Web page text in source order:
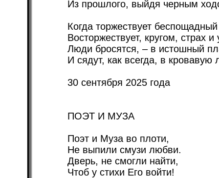
Из прошлого, выйдя черным
Когда торжествует
Восторжествует, кругом, страх и
Люди бросятся, – в истошный
И сядут, как всегда, в кровавую
30 сентября 2025 года
ПОЭТ И МУЗА
Поэт и Муза во плоти,
Не выпили смузи любви.
Дверь, не смогли найти,
Чтоб у стихи Его войти!